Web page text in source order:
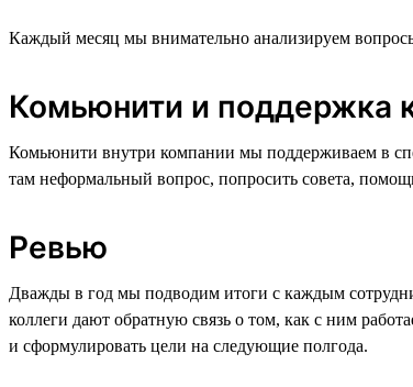
Каждый месяц мы внимательно анализируем
Комьюнити и поддержка
Комьюнити внутри компании мы поддерживаем в
там неформальный вопрос, попросить совета,
Ревью
Дважды в год мы подводим итоги с каждым
коллеги дают обратную связь о том, как с ним
и сформулировать цели на следующие полгода.